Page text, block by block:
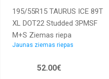
195/55R15 TAURUS ICE 89T
XL DOT22 Studded 3PMSF
M+S Ziemas riepa
Jaunas ziemas riepas
52.00€